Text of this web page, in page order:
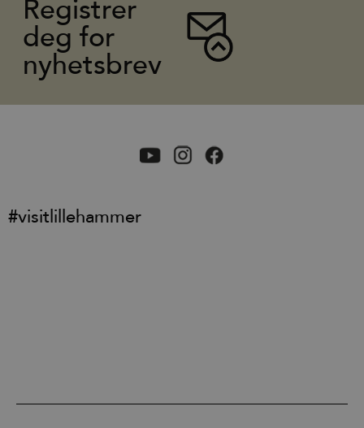
Registrer
deg for
nyhetsbrev
#visitlillehammer